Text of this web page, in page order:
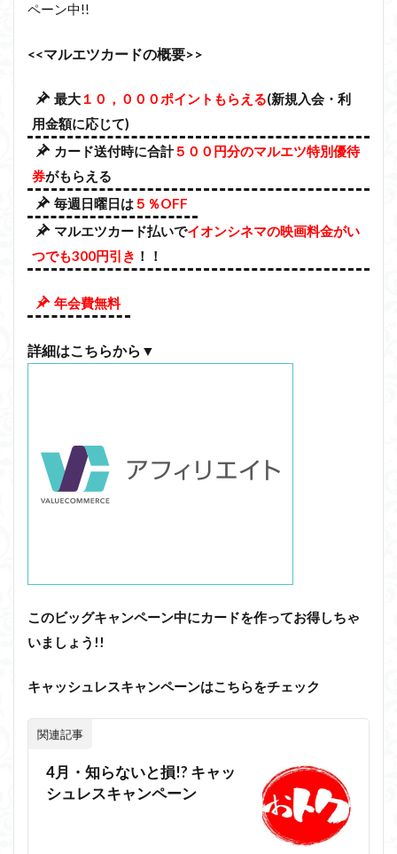
ペーン中!!
<<マルエツカードの概要>>
最大 １０，０００ポイントもらえる(新規入会・利
用金額に応じて)
カード送付時に合計５００円分のマルエツ特別優待
券がもらえる
毎週日曜日は５％OFF
マルエツカード払いでイオンシネマの映画料金がい
つでも300円引き ！！
年会費無料
詳細はこちらから▼
このビッグキャンペーン中にカードを作ってお得しちゃ
いましょう!!
キャッシュレスキャンペーンはこちらをチェック
関連記事
4月・知らないと損!? キャッ
シュレスキャンペーン